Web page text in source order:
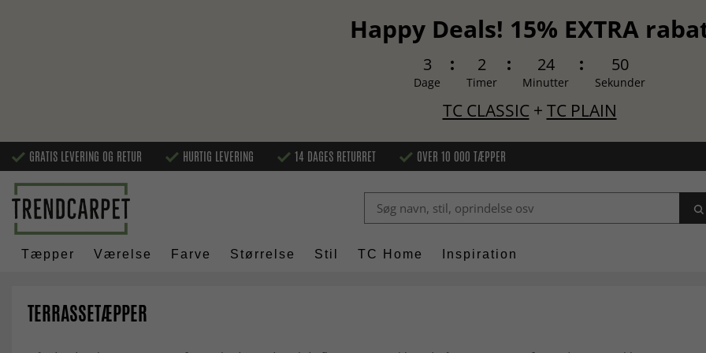
Happy Deals! 15% EXTRA
3
Dage
2
Timer
24
Minutter
49
Sekunder
TC CLASSIC+ TC PLAIN
GRATIS LEVERING OG RETUR HURTIG LEVERING 14 DAGES RETURRET OVER 10 000 TÆPPER
Tæpper Værelse Farve Størrelse Stil TC Home Inspiration
TERRASSETÆPPER